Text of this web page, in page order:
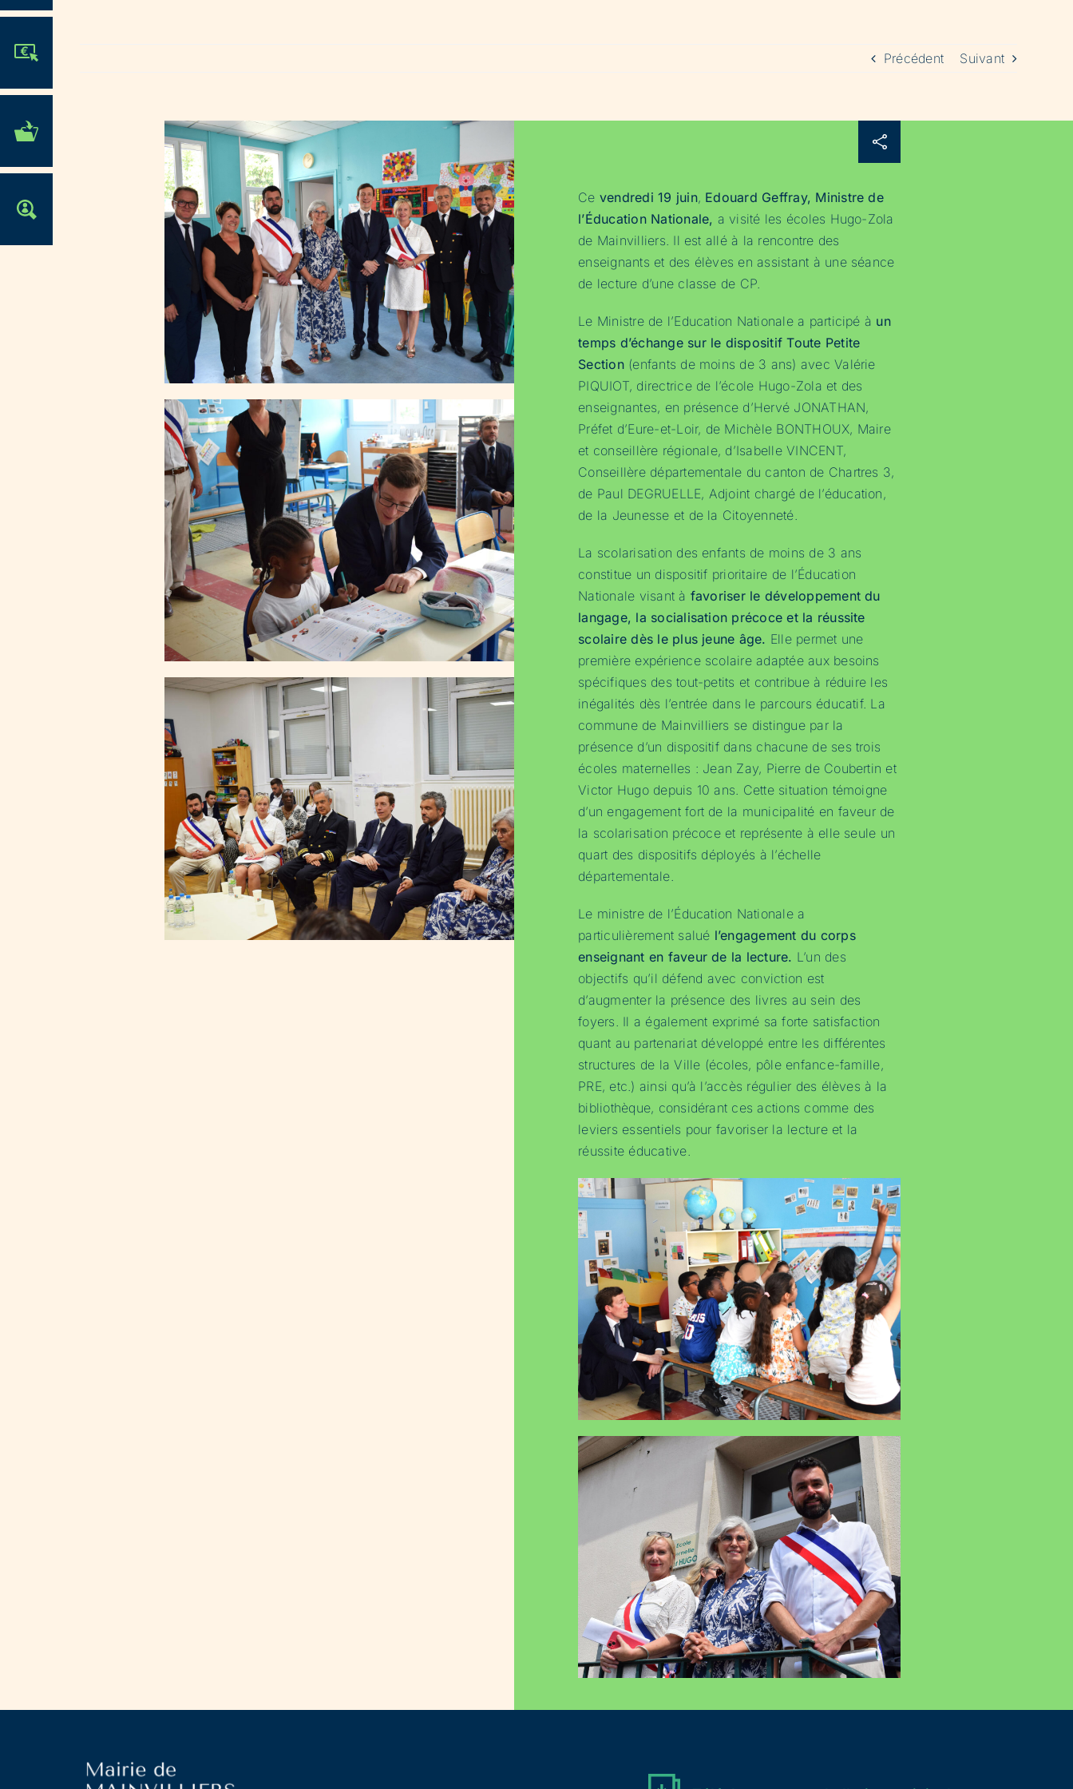
MES DÉMARCHES
ADMINISTRATIVES
OFFRES D'EMPLOI
Précédent Suivant
Ce vendredi 19 juin, Edouard Geffray, Ministre de
l’Éducation Nationale, a visité les écoles Hugo-Zola
de Mainvilliers. Il est allé à la rencontre des
enseignants et des élèves en assistant à une séance
de lecture d’une classe de CP.
Le Ministre de l’Education Nationale a participé à un
temps d’échange sur le dispositif Toute Petite
Section(enfants de moins de 3 ans) avec Valérie
PIQUIOT, directrice de l’école Hugo-Zola et des
enseignantes, en présence d’Hervé JONATHAN,
Préfet d’Eure-et-Loir, de Michèle BONTHOUX, Maire
et conseillère régionale, d’Isabelle VINCENT,
Conseillère départementale du canton de Chartres 3,
de Paul DEGRUELLE, Adjoint chargé de l’éducation,
de la Jeunesse et de la Citoyenneté.
La scolarisation des enfants de moins de 3 ans
constitue un dispositif prioritaire de l’Éducation
Nationale visant à favoriser le développement du
langage, la socialisation précoce et la réussite
scolaire dès le plus jeune âge. Elle permet une
première expérience scolaire adaptée aux besoins
spécifiques des tout-petits et contribue à réduire les
inégalités dès l’entrée dans le parcours éducatif. La
commune de Mainvilliers se distingue par la
présence d’un dispositif dans chacune de ses trois
écoles maternelles : Jean Zay, Pierre de Coubertin et
Victor Hugo depuis 10 ans. Cette situation témoigne
d’un engagement fort de la municipalité en faveur de
la scolarisation précoce et représente à elle seule un
quart des dispositifs déployés à l’échelle
départementale.
Le ministre de l’Éducation Nationale a
particulièrement salué l’engagement du corps
enseignant en faveur de la lecture. L’un des
objectifs qu’il défend avec conviction est
d’augmenter la présence des livres au sein des
foyers. Il a également exprimé sa forte satisfaction
quant au partenariat développé entre les différentes
structures de la Ville (écoles, pôle enfance-famille,
PRE, etc.) ainsi qu’à l’accès régulier des élèves à la
bibliothèque, considérant ces actions comme des
leviers essentiels pour favoriser la lecture et la
réussite éducative.